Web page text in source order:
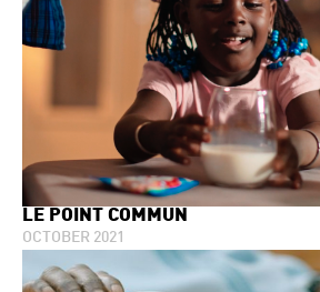
LE POINT COMMUN
OCTOBER 2021